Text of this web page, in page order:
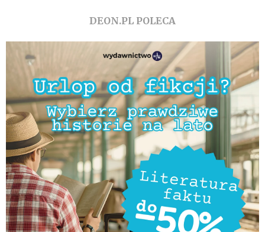
DEON.PL POLECA